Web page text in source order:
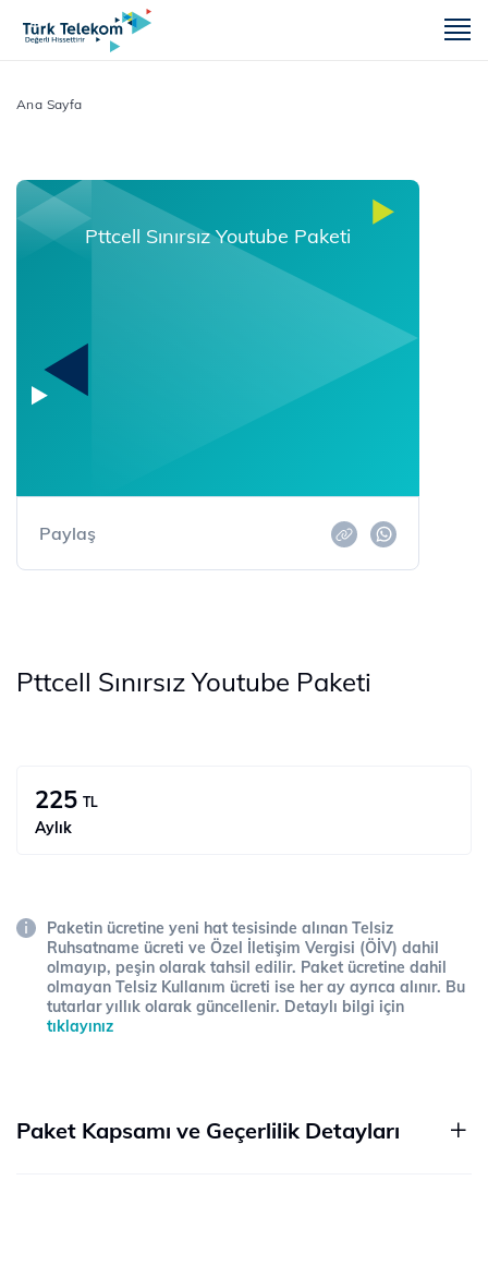
Ana Sayfa
Pttcell Sınırsız Youtube Paketi
Paylaş
Pttcell Sınırsız Youtube Paketi
225 TL
Aylık
Paketin ücretine yeni hat tesisinde alınan Telsiz
Ruhsatname ücreti ve Özel İletişim Vergisi (ÖİV) dahil
olmayıp, peşin olarak tahsil edilir. Paket ücretine dahil
olmayan Telsiz Kullanım ücreti ise her ay ayrıca alınır. Bu
tutarlar yıllık olarak güncellenir. Detaylı bilgi için
tıklayınız
Paket Kapsamı ve Geçerlilik Detayları